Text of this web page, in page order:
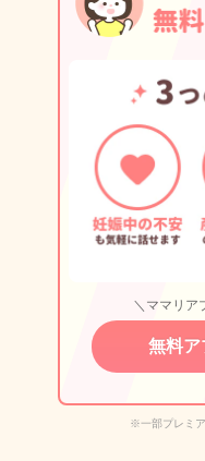
＼ママリア
無料ア
※一部プレミ